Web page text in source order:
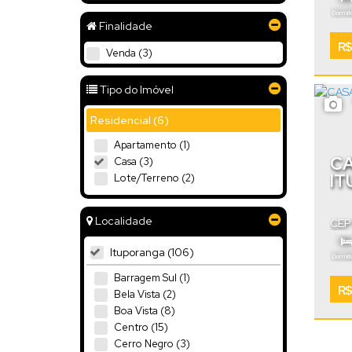
Finalidade
Venda (3)
Tipo do Imóvel
Residencial (6)
Apartamento (1)
Casa (3)
Lote/Terreno (2)
Localidade
Ituporanga (106)
Barragem Sul (1)
Bela Vista (2)
Boa Vista (8)
Centro (15)
Cerro Negro (3)
R$
R$
.00